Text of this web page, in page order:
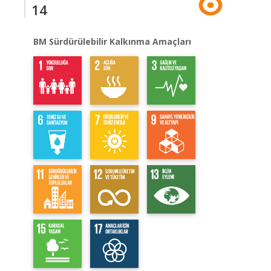
14
BM Sürdürülebilir Kalkınma Amaçları